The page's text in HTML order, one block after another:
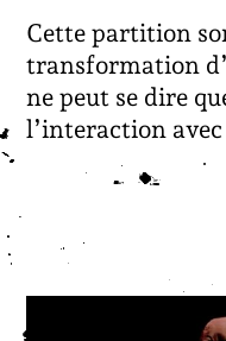
Cette partition
transformation
ne peut se dire
l’interaction